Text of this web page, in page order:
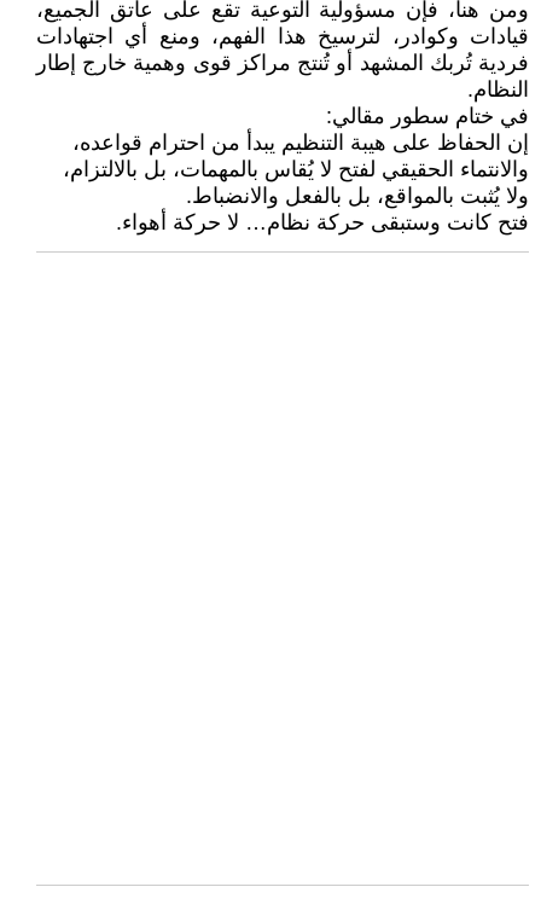
ومن هنا، فإن مسؤولية التوعية تقع على عاتق الجميع،
قيادات وكوادر، لترسيخ هذا الفهم، ومنع أي اجتهادات
فردية تُربك المشهد أو تُنتج مراكز قوى وهمية خارج إطار
النظام.
في ختام سطور مقالي:
إن الحفاظ على هيبة التنظيم يبدأ من احترام قواعده،
والانتماء الحقيقي لفتح لا يُقاس بالمهمات، بل بالالتزام،
ولا يُثبت بالمواقع، بل بالفعل والانضباط.
فتح كانت وستبقى حركة نظام… لا حركة أهواء.